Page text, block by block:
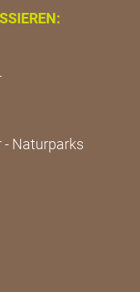
- Naturparks
Emilia-Romagna
Emilia-
Emilia-
von Cammini